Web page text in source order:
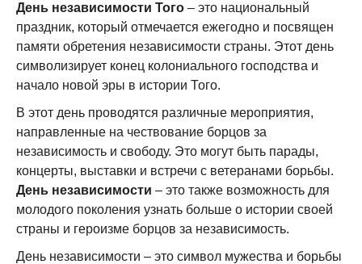
День независимости Того – это национальный
праздник, который отмечается ежегодно и посвящен
памяти обретения независимости страны. Этот день
символизирует конец колониального господства и
начало новой эры в истории Того.
В этот день проводятся различные мероприятия,
направленные на чествование борцов за
независимость и свободу. Это могут быть парады,
концерты, выставки и встречи с ветеранами борьбы.
День независимости – это также возможность для
молодого поколения узнать больше о истории своей
страны и героизме борцов за независимость.
День независимости – это символ мужества и борьбы